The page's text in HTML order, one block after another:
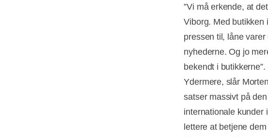
”Vi må erkende, at
Viborg. Med
pressen til, låne
nyhederne. Og jo
bekendt i butikkerne”.
Ydermere, slår
satser massivt på
internationale kunder
lettere at betjene